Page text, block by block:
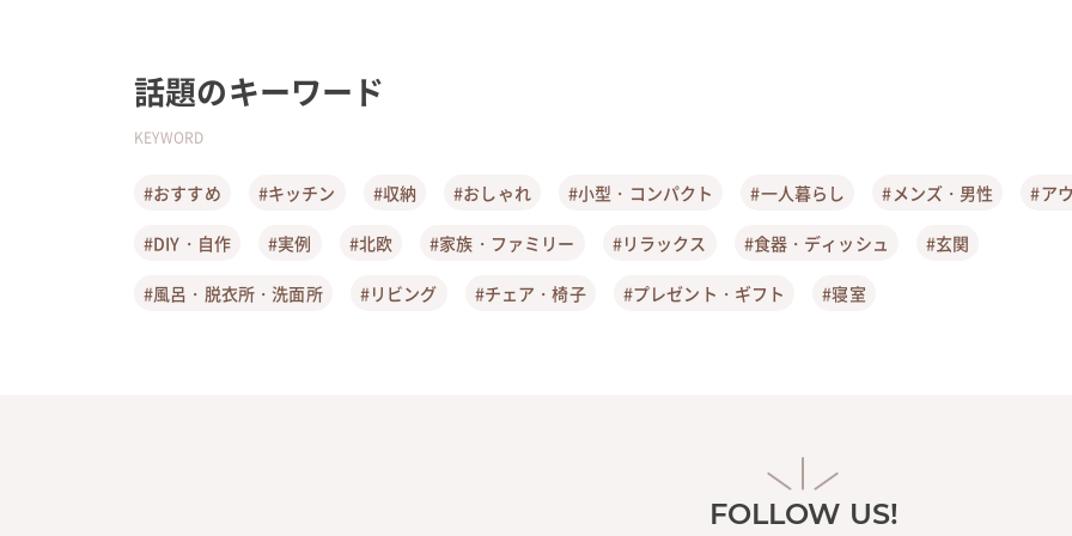
話題のキーワード
KEYWORD
#おすすめ #キッチン #収納 #おしゃれ #小型・コンパクト #一人暮らし #メンズ・男性 #ア
#DIY・自作 #実例 #北欧 #家族・ファミリー #リラックス #食器・ディッシュ #玄関
#風呂・脱衣所・洗面所 #リビング #チェア・椅子 #プレゼント・ギフト #寝室
FOLLOW US!